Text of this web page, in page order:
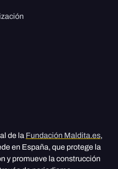
de la Fundación Maldita.es,
en España, que protege la
y promueve la construcción